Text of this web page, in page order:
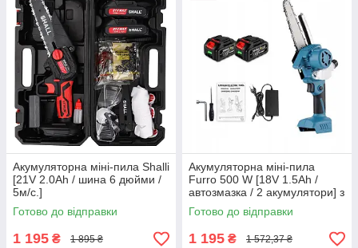
Акумуляторна міні-пила Shalli
[21V 2.0Ah / шина 6 дюйми /
5м/с.]
Готово до відправки
1 195 ₴ 1 895 ₴
Акумуляторна міні-пила
Furro 500 W [18V 1.5Ah /
автозмазка / 2 акумулятори] з
бачком для масла
Готово до відправки
1 195 ₴ 1 572,37 ₴